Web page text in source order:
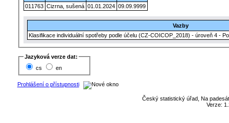
011763 Cizrna, sušená 01.01.2024 09.09.9999
Vazby
Klasifikace individuální spotřeby podle účelu (CZ-COICOP_2018) - úroveň 4 -
Jazyková verze dat:
cs
en
Prohlášení o přístupnosti
Český statistický úřad, Na
Verze: